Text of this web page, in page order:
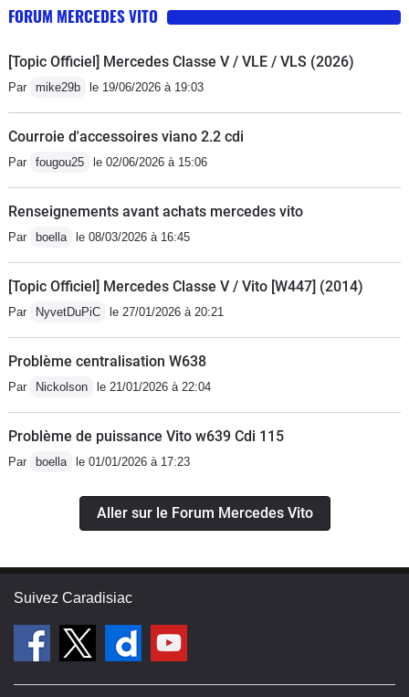
FORUM MERCEDES VITO
[Topic Officiel] Mercedes Classe V / VLE / VLS (2026)
Par mike29b le 19/06/2026 à 19:03
Courroie d'accessoires viano 2.2 cdi
Par fougou25 le 02/06/2026 à 15:06
Renseignements avant achats mercedes vito
Par boella le 08/03/2026 à 16:45
[Topic Officiel] Mercedes Classe V / Vito [W447] (2014)
Par NyvetDuPiC le 27/01/2026 à 20:21
Problème centralisation W638
Par Nickolson le 21/01/2026 à 22:04
Problème de puissance Vito w639 Cdi 115
Par boella le 01/01/2026 à 17:23
Aller sur le Forum Mercedes Vito
Suivez Caradisiac